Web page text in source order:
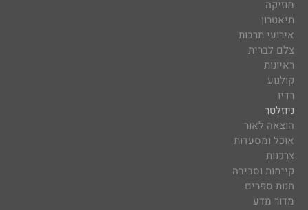
מוזיקה
תיאטרון
אירועי תרבות
צלם לברית
ראיונות
קולנוע
רדיו
ניוזלטר
הוצאה לאור
אוכל ומסעדות
צרכנות
קיימות וסביבה
חנות ספרים
מדור מדע